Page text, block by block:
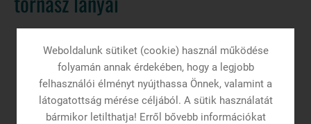
/Női felnőtt II. osztályú Vidék Bajnokságon szerepeltek a
SZoESE tornász lányai
Weboldalunk sütiket (cookie) használ működése
folyamán annak érdekében, hogy a legjobb
felhasználói élményt nyújthassa Önnek, valamint a
látogatottság mérése céljából. A sütik használatát
bármikor letilthatja! Erről bővebb információkat